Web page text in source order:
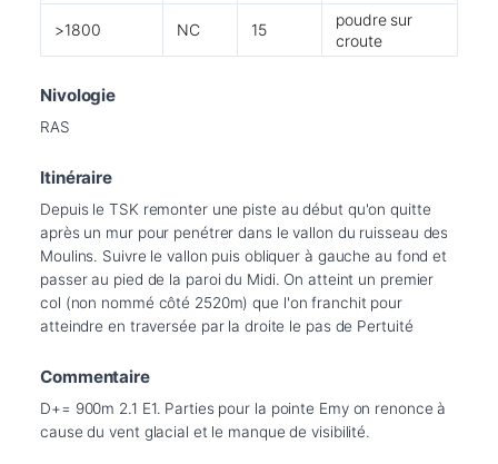
>1800 NC 15
poudre sur
croute
Nivologie
RAS
Itinéraire
Depuis le TSK remonter une piste au début qu'on quitte
après un mur pour penétrer dans le vallon du ruisseau des
Moulins. Suivre le vallon puis obliquer à gauche au fond et
passer au pied de la paroi du Midi. On atteint un premier
col (non nommé côté 2520m) que l'on franchit pour
atteindre en traversée par la droite le pas de Pertuité
Commentaire
D+= 900m 2.1 E1. Parties pour la pointe Emy on renonce à
cause du vent glacial et le manque de visibilité.